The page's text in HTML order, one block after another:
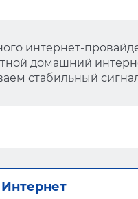
интернет-
домашний
стабильный
Интернет